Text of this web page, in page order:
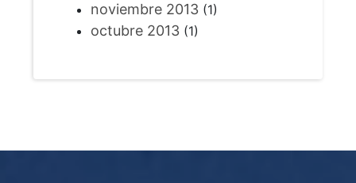
noviembre 2013(1)
octubre 2013(1)